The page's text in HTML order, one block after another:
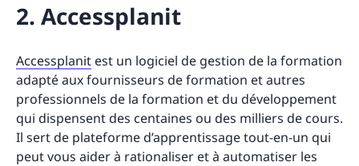
2. Accessplanit
Accessplanit est un logiciel de gestion de la formation
adapté aux fournisseurs de formation et autres
professionnels de la formation et du développement
qui dispensent des centaines ou des milliers de cours.
Il sert de plateforme d’apprentissage tout-en-un qui
peut vous aider à rationaliser et à automatiser les